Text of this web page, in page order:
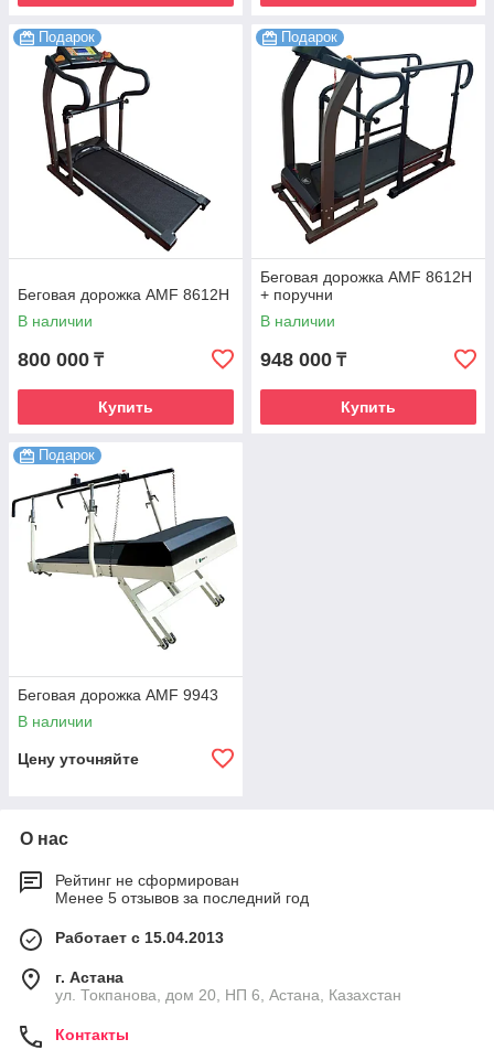
Подарок
Беговая дорожка AMF 8612H
В наличии
800 000 ₸
Купить
Подарок
Беговая дорожка AMF 8612H
+ поручни
В наличии
948 000 ₸
Купить
Подарок
Беговая дорожка AMF 9943
В наличии
Цену уточняйте
О нас
Рейтинг не сформирован
Менее 5 отзывов за последний год
Работает с 15.04.2013
г. Астана
ул. Токпанова, дом 20, НП 6, Астана, Казахстан
Контакты